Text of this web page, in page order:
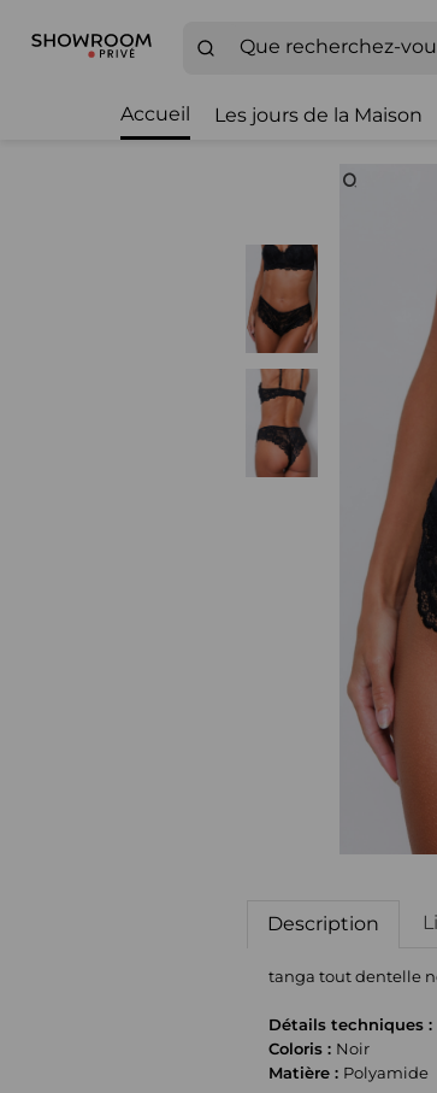
Accueil Les jours de la Maison
Description
tanga tout dentelle
Détails techniques :
Coloris : Noir
Matière : Polyamide